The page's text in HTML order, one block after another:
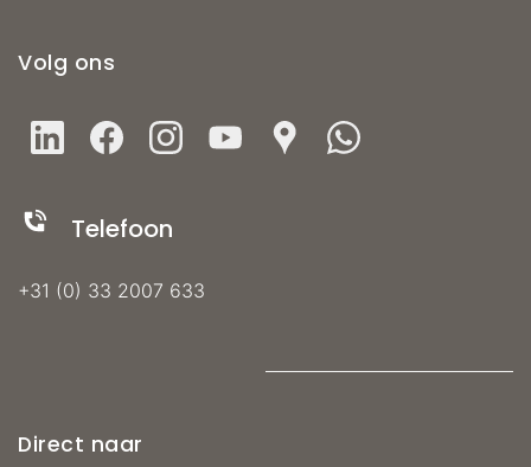
Volg ons
Telefoon
+31 (0) 33 2007 633
Direct naar